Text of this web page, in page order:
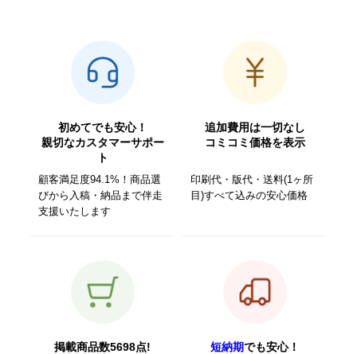
初めてでも安心！
親切なカスタマーサポー
ト
顧客満足度94.1%！商品選
びから入稿・納品まで伴走
支援いたします
追加費用は一切なし
コミコミ価格を表示
印刷代・版代・送料(1ヶ所
目)すべて込みの安心価格
掲載商品数5698点!
短納期でも安心！